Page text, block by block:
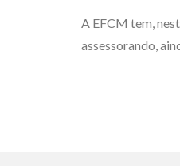
A EFCM tem,
assessorando,